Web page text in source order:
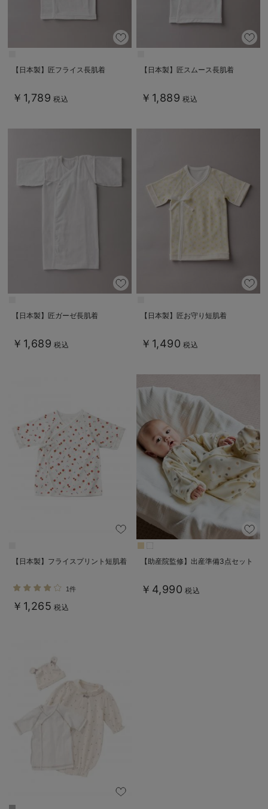
【日本製】匠フライス長肌着
￥1,789 税込
【日本製】匠スムース長肌着
￥1,889 税込
【日本製】匠ガーゼ長肌着
￥1,689 税込
【日本製】匠お守り短肌着
￥1,490 税込
【日本製】フライスプリント短肌着
1件
￥1,265 税込
【助産院監修】出産準備3点セット
￥4,990 税込